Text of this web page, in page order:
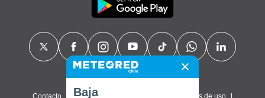
Contacto Sobre nosotros Términos de uso
Baja